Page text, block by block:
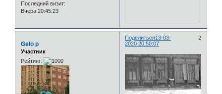
Последний визит:
Вчера 20:45:23
Поделиться 2
13-03-
2020 20:50:07
Gelo p
Участник
Рейтинг: